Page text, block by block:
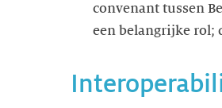
convenant tussen
een belangrijke rol;